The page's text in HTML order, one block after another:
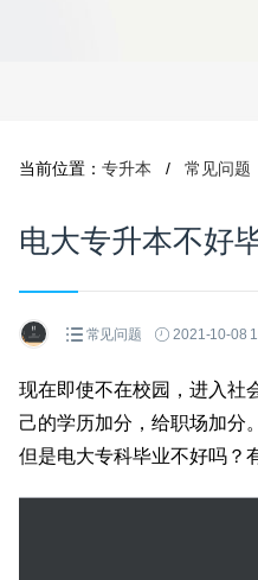
当前位置： 专升本 / 常见问题
电大专升本不好
常见问题 2021-10-08
现在即使不在校园，进入社
己的学历加分，给职场加分
但是电大专科毕业不好吗？